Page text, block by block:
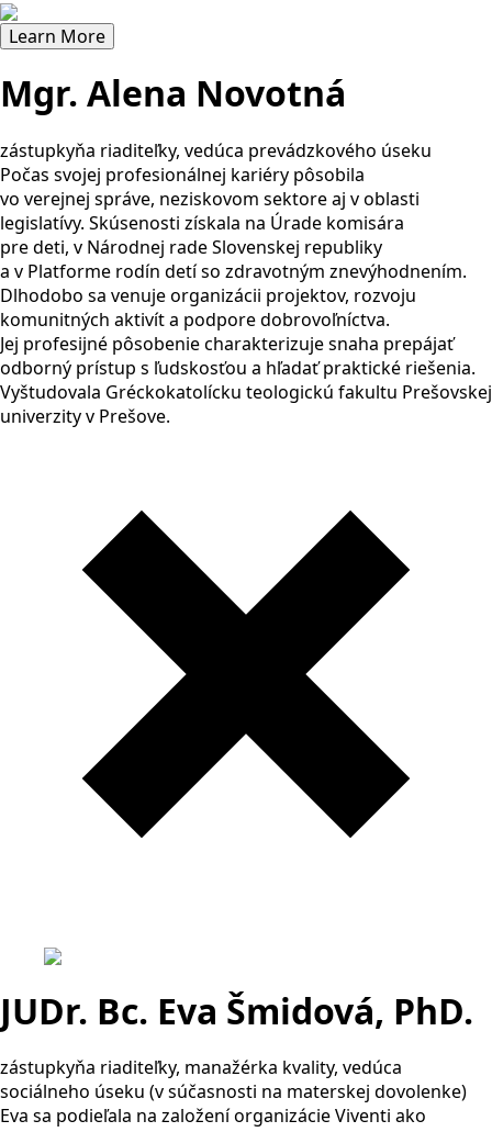
Learn More
Mgr. Alena Novotná
zástupkyňa riaditeľky, vedúca prevádzkového úseku
Počas svojej profesionálnej kariéry pôsobila
vo verejnej správe, neziskovom sektore aj v oblasti
legislatívy. Skúsenosti získala na Úrade komisára
pre deti, v Národnej rade Slovenskej republiky
a v Platforme rodín detí so zdravotným znevýhodnením.
Dlhodobo sa venuje organizácii projektov, rozvoju
komunitných aktivít a podpore dobrovoľníctva.
Jej profesijné pôsobenie charakterizuje snaha prepájať
odborný prístup s ľudskosťou a hľadať praktické riešenia.
Vyštudovala Gréckokatolícku teologickú fakultu Prešovskej
univerzity v Prešove.
JUDr. Bc. Eva Šmidová, PhD.
zástupkyňa riaditeľky, manažérka kvality, vedúca
sociálneho úseku (v súčasnosti na materskej dovolenke)
Eva sa podieľala na založení organizácie Viventi ako